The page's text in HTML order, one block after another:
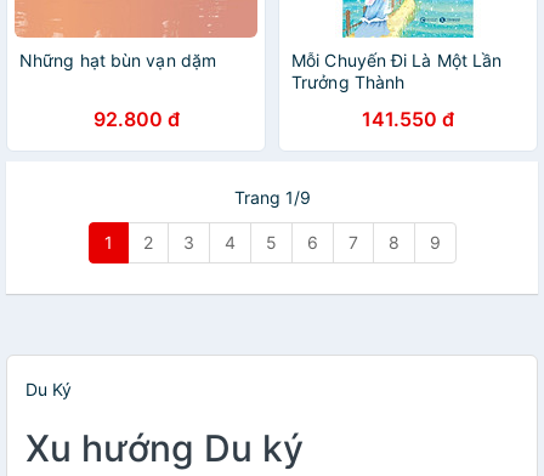
Những hạt bùn vạn dặm
92.800 đ
Mỗi Chuyến Đi Là Một Lần
Trưởng Thành
141.550 đ
Trang 1/9
1 2 3 4 5 6 7 8 9
Du Ký
Xu hướng Du ký